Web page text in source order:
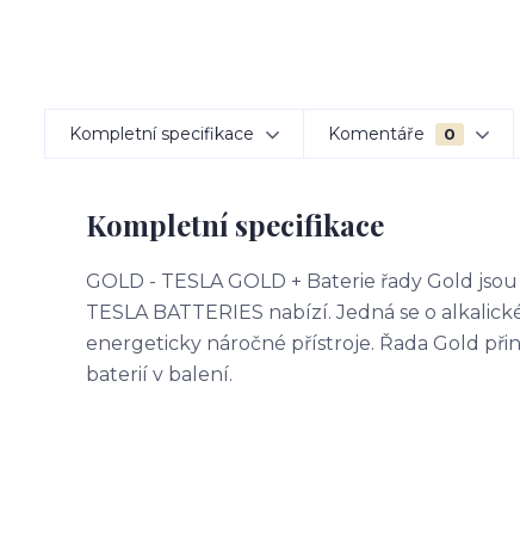
Kompletní specifikace Komentáře 0
Kompletní specifikace
GOLD - TESLA GOLD + Baterie řady Gold
TESLA BATTERIES nabízí. Jedná se o
energeticky náročné přístroje. Řada Gold
baterií v balení.